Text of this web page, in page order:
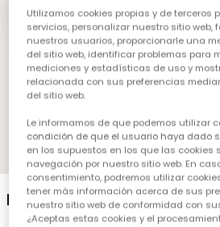
1 2 3 4 5 6
Pijama felpa azul
Utilizamos cookies propias y de terceros
servicios, personalizar nuestro sitio
nuestros usuarios, proporcionarle una
del sitio web, identificar problemas para
mediciones y estadísticas de uso y
relacionada con sus preferencias
del sitio web.
Le informamos de que podemos utilizar
condición de que el usuario haya dado
en los supuestos en los que las cookies
navegación por nuestro sitio web. En
consentimiento, podremos utilizar
tener más información acerca de sus
nuestro sitio web de conformidad con
¿Aceptas estas cookies y el